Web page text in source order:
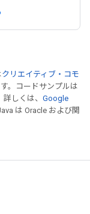
クリエイティブ・コモ
。コードサンプルは
しくは、 Google
は Oracle および関